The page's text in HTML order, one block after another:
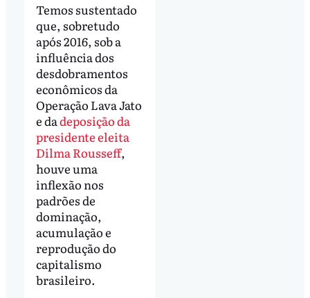
Temos sustentado
que, sobretudo
após 2016, sob a
influência dos
desdobramentos
econômicos da
Operação Lava Jato
e dadeposição da
presidente eleita
Dilma Rousseff,
houve uma
inflexão nos
padrões de
dominação,
acumulação e
reprodução do
capitalismo
brasileiro.